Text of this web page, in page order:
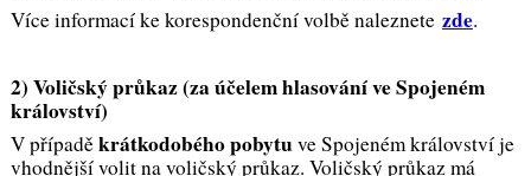
Více informací ke korespondenční volbě naleznete zde.
2) Voličský průkaz (za účelem hlasování ve Spojeném
království)
V případěkrátkodobého pobytuve Spojeném království je
vhodnější volit na voličský průkaz. Voličský průkaz má